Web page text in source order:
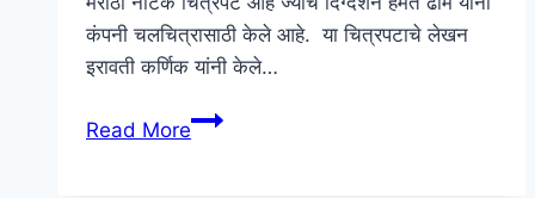
कंपनी चलचित्रासाठी केले आहे. या चित्रपटाचे लेखन
इरावती कर्णिक यांनी केले…
Read MoreJhimma